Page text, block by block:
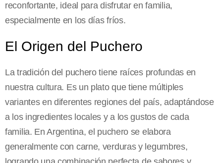
reconfortante, ideal para disfrutar en familia,
especialmente en los días fríos.
El Origen del Puchero
La tradición del puchero tiene raíces profundas en
nuestra cultura. Es un plato que tiene múltiples
variantes en diferentes regiones del país, adaptándose
a los ingredientes locales y a los gustos de cada
familia. En Argentina, el puchero se elabora
generalmente con carne, verduras y legumbres,